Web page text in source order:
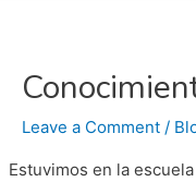
Leave a Comment /
Estuvimos en la